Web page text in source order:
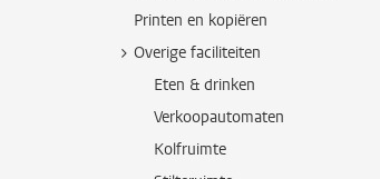
Printen en kopiëren
Overige faciliteiten
Eten & drinken
Verkoopautomaten
Kolfruimte